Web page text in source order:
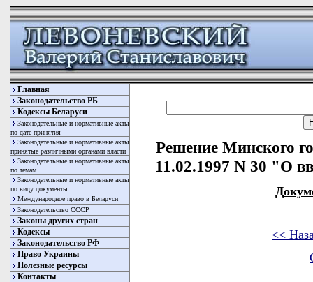
Главная
Законодательство РБ
Кодексы Беларуси
Законодательные и нормативные акты
по дате принятия
Законодательные и нормативные акты
принятые различными органами власти
Законодательные и нормативные акты
по темам
Законодательные и нормативные акты
по виду документы
Международное право в Беларуси
Законодательство СССР
Законы других стран
Кодексы
Законодательство РФ
Право Украины
Полезные ресурсы
Контакты
Решение Минского
11.02.1997 N 30 "О
<<